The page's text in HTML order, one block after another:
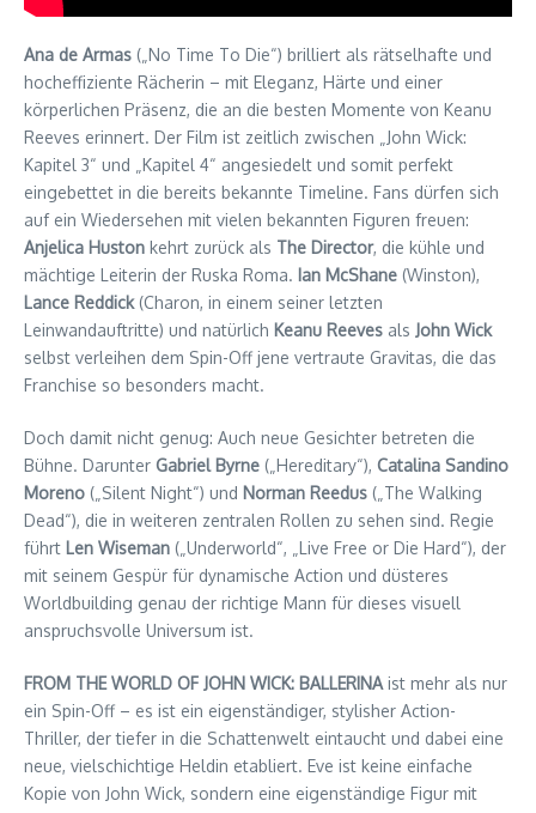
Ana de Armas („No Time To Die“) brilliert als rätselhafte und
hocheffiziente Rächerin – mit Eleganz, Härte und einer
körperlichen Präsenz, die an die besten Momente von Keanu
Reeves erinnert. Der Film ist zeitlich zwischen „John Wick:
Kapitel 3“ und „Kapitel 4“ angesiedelt und somit perfekt
eingebettet in die bereits bekannte Timeline. Fans dürfen sich
auf ein Wiedersehen mit vielen bekannten Figuren freuen:
Anjelica Huston kehrt zurück als The Director, die kühle und
mächtige Leiterin der Ruska Roma. Ian McShane (Winston),
Lance Reddick(Charon, in einem seiner letzten
Leinwandauftritte) und natürlich Keanu Reeves als John Wick
selbst verleihen dem Spin-Off jene vertraute Gravitas, die das
Franchise so besonders macht.
Doch damit nicht genug: Auch neue Gesichter betreten die
Bühne. Darunter Gabriel Byrne („Hereditary“), Catalina Sandino
Moreno („Silent Night“) und Norman Reedus („The Walking
Dead“), die in weiteren zentralen Rollen zu sehen sind. Regie
führt Len Wiseman („Underworld“, „Live Free or Die Hard“), der
mit seinem Gespür für dynamische Action und düsteres
Worldbuilding genau der richtige Mann für dieses visuell
anspruchsvolle Universum ist.
FROM THE WORLD OF JOHN WICK: BALLERINA ist mehr als nur
ein Spin-Off – es ist ein eigenständiger, stylisher Action-
Thriller, der tiefer in die Schattenwelt eintaucht und dabei eine
neue, vielschichtige Heldin etabliert. Eve ist keine einfache
Kopie von John Wick, sondern eine eigenständige Figur mit